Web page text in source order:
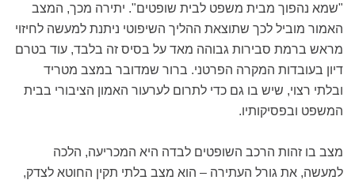
"שמא נהפוך מבית משפט לבית שופטים". יתירה מכך, המצב
האמור מוביל לכך שתוצאת ההליך השיפוטי ניתנת למעשה לחיזוי
מראש ברמת סבירות גבוהה מאד על בסיס זה בלבד, עוד בטרם
דיון בעובדות המקרה הפרטני. ברור שמדובר במצב מטריד
ובלתי רצוי, שיש בו גם כדי לתרום לערעור האמון הציבורי בבית
המשפט ובפסיקותיו.
מצב בו זהות הרכב השופטים לבדה היא המכריעה, הלכה
למעשה, את גורל העתירה – הוא מצב בלתי תקין החוטא לצדק,